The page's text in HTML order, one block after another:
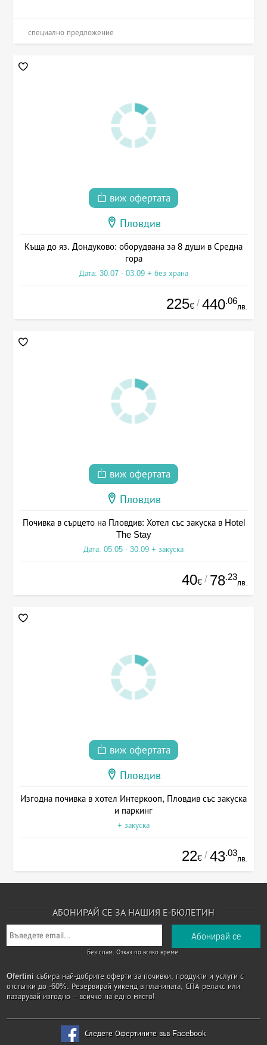
специално предложение
виж офертата
Пловдив
Къща до яз. Дондуково: оборудвана за 8 души в Средна
гора
Дата: 30.07 - 03.09 + без храна
225€ / 440.06
лв.
виж офертата
Пловдив
Почивка в сърцето на Пловдив: Хотел със закуска в Hotel
The Stay
Дата: 05.05 - 30.09 + закуска
40€ / 78.23
лв.
виж офертата
Пловдив
Изгодна почивка в хотел Интеркооп, Пловдив със закуска
и паркинг
+ закуска
22€ / 43.03
лв.
АБОНИРАЙ СЕ ЗА НАШИЯ Е-БЮЛЕТИН
Без спам. Отказ по всяко време.
Ofertini събира най-добрите оферти за почивки, продукти и услуги с
отстъпки до -60%. Резервирай уикенд в планината, СПА релакс или
пазарувай изгодно – всичко на едно място!
Следете Офертините във Facebook